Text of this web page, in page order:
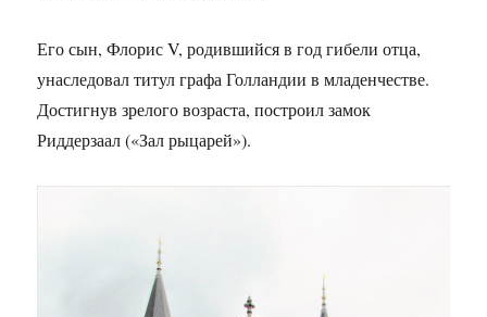
Его сын, Флорис V, родившийся в год гибели отца,
унаследовал титул графа Голландии в младенчестве.
Достигнув зрелого возраста, построил замок
Риддерзаал («Зал рыцарей»).